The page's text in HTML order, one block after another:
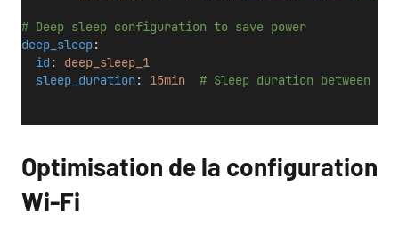
# Deep sleep configuration to save power
deep_sleep:
id : deep_sleep_1
sleep_duration: 15min # Sleep duration between
Optimisation de la configuration
Wi-Fi